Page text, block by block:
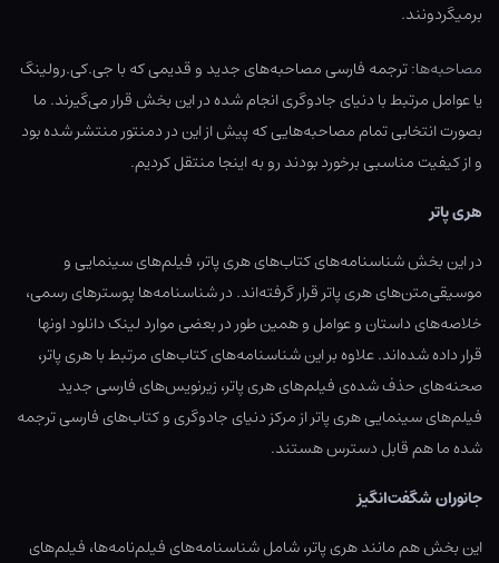
برمیگردونند.
مصاحبه‌ها:ترجمه فارسی مصاحبه‌های جدید و قدیمی که با جی.کی.رولینگ
یا عوامل مرتبط با دنیای جادوگری انجام شده در این بخش قرار می‌گیرند. ما
بصورت انتخابی تمام مصاحبه‌هایی که پیش از این در دمنتور منتشر شده بود
و از کیفیت مناسبی برخورد بودند رو به اینجا منتقل کردیم.
هری پاتر
در این بخش شناسنامه‌های کتاب‌های هری پاتر، فیلم‌های سینمایی و
موسیقی‌متن‌های هری پاتر قرار گرفته‌اند. در شناسنامه‌ها پوسترهای رسمی،
خلاصه‌های داستان و عوامل و همین طور در بعضی موارد لینک دانلود اونها
قرار داده شده‌اند. علاوه بر این شناسنامه‌های کتاب‌های مرتبط با هری پاتر،
صحنه‌های حذف شده‌ی فیلم‌های هری پاتر، زیرنویس‌های فارسی جدید
فیلم‌های سینمایی هری پاتر از مرکز دنیای جادوگری و کتاب‌های فارسی ترجمه
شده ما هم قابل دسترس هستند.
جانوران شگفت‌انگیز
این بخش هم مانند هری پاتر، شامل شناسنامه‌های فیلم‌نامه‌ها، فیلم‌های